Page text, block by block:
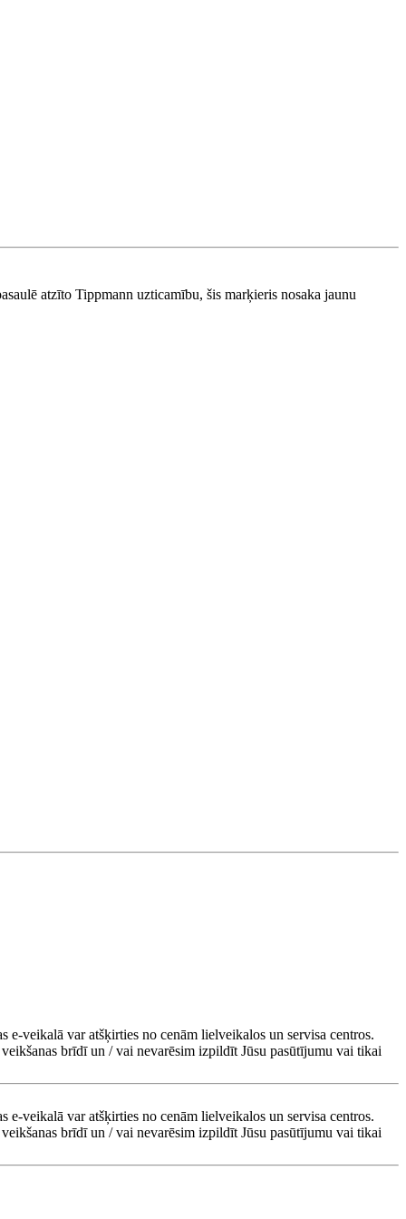
atzīto Tippmann uzticamību, šis marķieris nosaka jaunu
e-veikalā var atšķirties no cenām lielveikalos un servisa centros.
brīdī un / vai nevarēsim izpildīt Jūsu pasūtījumu vai tikai
e-veikalā var atšķirties no cenām lielveikalos un servisa centros.
brīdī un / vai nevarēsim izpildīt Jūsu pasūtījumu vai tikai